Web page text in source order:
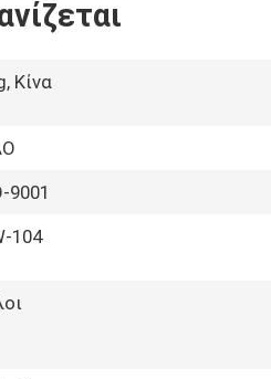
Κίνα
9001
104